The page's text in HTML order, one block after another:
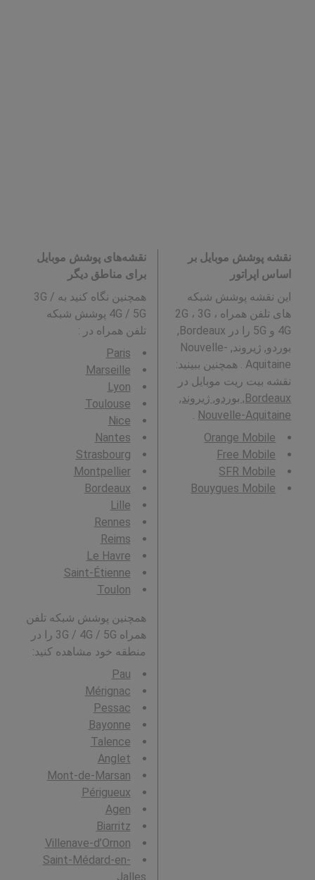
نقشه پوشش موبایل بر
اساس اپراتور
این نقشه پوشش شبکه
های تلفن همراه 2G ، 3G ،
4G و 5G را در Bordeaux,
بوردو, ژیروند, Nouvelle-
Aquitaine . همچنین ببینید:
نقشه بیت ریت موبایل در
Bordeaux, بوردو, ژیروند,
Nouvelle-Aquitaine
Orange Mobile
Free Mobile
SFR Mobile
Bouygues Mobile
نقشه‌های پوشش موبایل
برای مناطق دیگر
همچنین نگاه کنید به 3G /
4G / 5G پوشش شبکه
تلفن همراه در :
Paris
Marseille
Lyon
Toulouse
Nice
Nantes
Strasbourg
Montpellier
Bordeaux
Lille
Rennes
Reims
Le Havre
Saint-Étienne
Toulon
همچنین پوشش شبکه تلفن
همراه 3G / 4G / 5G را در
منطقه خود مشاهده کنید:
Pau
Mérignac
Pessac
Bayonne
Talence
Anglet
Mont-de-Marsan
Périgueux
Agen
Biarritz
Villenave-d’Ornon
Saint-Médard-en-
Jalles